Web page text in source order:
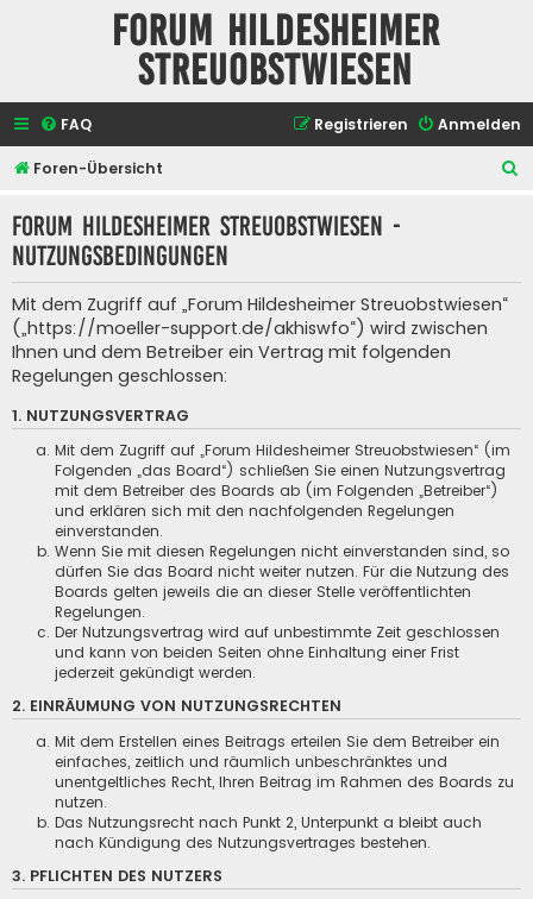
Forum Hildesheimer
Streuobstwiesen
FAQ Anmelden
Registrieren
Foren-Übersicht
Forum Hildesheimer Streuobstwiesen -
Nutzungsbedingungen
Mit dem Zugriff auf „Forum Hildesheimer Streuobstwiesen“
(„https://moeller-support.de/akhiswfo“) wird zwischen
Ihnen und dem Betreiber ein Vertrag mit folgenden
Regelungen geschlossen:
1. NUTZUNGSVERTRAG
Mit dem Zugriff auf „Forum Hildesheimer Streuobstwiesen“ (im
Folgenden „das Board“) schließen Sie einen Nutzungsvertrag
mit dem Betreiber des Boards ab (im Folgenden „Betreiber“)
und erklären sich mit den nachfolgenden Regelungen
einverstanden.
Wenn Sie mit diesen Regelungen nicht einverstanden sind, so
dürfen Sie das Board nicht weiter nutzen. Für die Nutzung des
Boards gelten jeweils die an dieser Stelle veröffentlichten
Regelungen.
Der Nutzungsvertrag wird auf unbestimmte Zeit geschlossen
und kann von beiden Seiten ohne Einhaltung einer Frist
jederzeit gekündigt werden.
2. EINRÄUMUNG VON NUTZUNGSRECHTEN
Mit dem Erstellen eines Beitrags erteilen Sie dem Betreiber ein
einfaches, zeitlich und räumlich unbeschränktes und
unentgeltliches Recht, Ihren Beitrag im Rahmen des Boards zu
nutzen.
Das Nutzungsrecht nach Punkt 2, Unterpunkt a bleibt auch
nach Kündigung des Nutzungsvertrages bestehen.
3. PFLICHTEN DES NUTZERS